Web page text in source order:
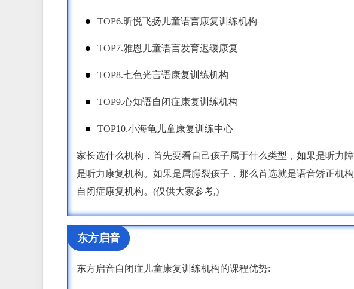
TOP6.昕悦飞扬儿童语言康复训练机构
TOP7.雅恩儿童语言发育迟缓康复
TOP8.七色光言语康复训练机构
TOP9.心知语自闭症康复训练机构
TOP10.小海龟儿童康复训练中心
家长选什么机构，首先要看自己孩子属于什么类型，如果是听力
是听力康复机构。如果是唇腭裂孩子，那么首选就是语音矫正机
自闭症康复机构。(仅供大家参考,)
东方启音
东方启音自闭症儿童康复训练机构的课程优势: